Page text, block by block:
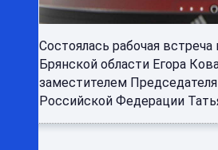
Состоялась рабочая встреча
Брянской области Егора
заместителем
Российской Федерации